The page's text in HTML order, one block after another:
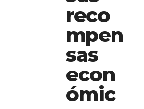
reco
mpen
sas
econ
ómic